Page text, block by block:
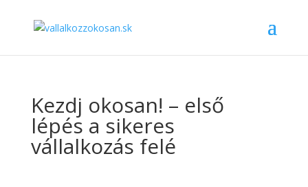
Kezdj okosan! – első
lépés a sikeres
vállalkozás felé